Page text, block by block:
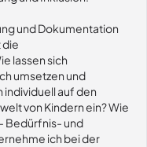
und Dokumentation
die
lassen sich
umsetzen und
auf den
von Kindern ein? Wie
Bedürfnis- und
ich bei der